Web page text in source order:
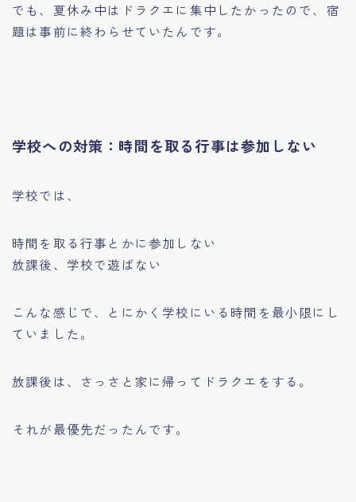
でも、夏休み中はドラクエに集中したかったので、宿
題は事前に終わらせていたんです。
学校への対策：時間を取る行事は参加しない
学校では、
時間を取る行事とかに参加しない
放課後、学校で遊ばない
こんな感じで、とにかく学校にいる時間を最小限にし
ていました。
放課後は、さっさと家に帰ってドラクエをする。
それが最優先だったんです。